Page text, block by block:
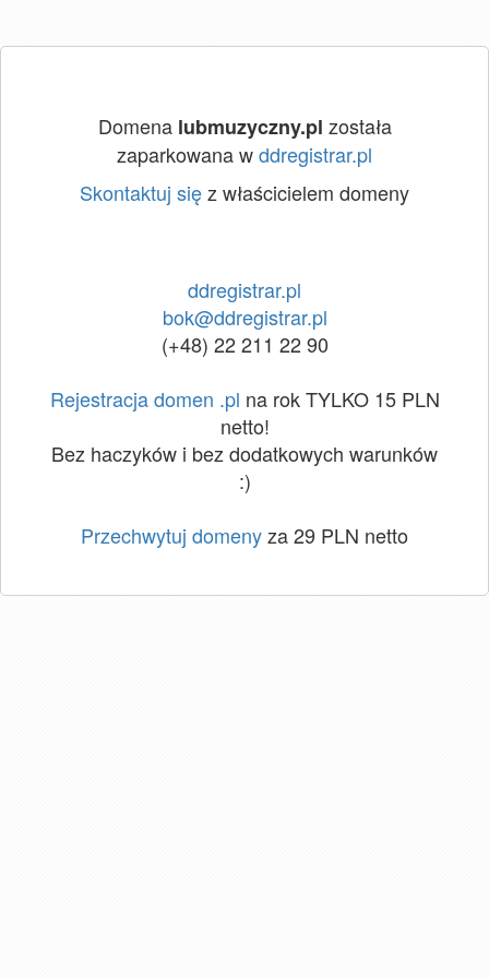
Domena lubmuzyczny.pl została
zaparkowana wddregistrar.pl
Skontaktuj sięz właścicielem domeny
ddregistrar.pl
bok@ddregistrar.pl
(+48) 22 211 22 90
Rejestracja domen .pl na rok TYLKO 15 PLN
netto!
Bez haczyków i bez dodatkowych warunków
:)
Przechwytuj domenyza 29 PLN netto